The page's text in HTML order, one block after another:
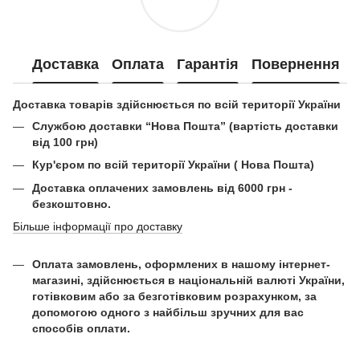
Доставка Оплата Гарантія Повернення
Доставка товарів здійснюється по всій території України
Службою доставки “Нова Пошта” (вартість доставки
від 100 грн)
Кур'єром по всій території України ( Нова Пошта)
Доставка оплачених замовлень від 6000 грн -
безкоштовно.
Більше інформації про доставку
Оплата замовлень, оформлених в нашому інтернет-
магазині, здійснюється в національній валюті України,
готівковим або за безготівковим розрахунком, за
допомогою одного з найбільш зручних для вас
способів оплати.